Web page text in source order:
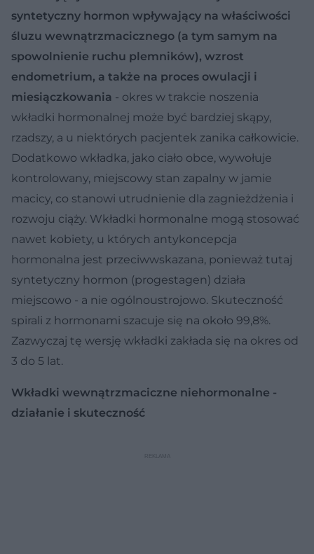
syntetyczny hormon wpływający na właściwości
śluzu wewnątrzmacicznego (a tym samym na
spowolnienie ruchu plemników), wzrost
endometrium, a także na proces owulacji i
miesiączkowania - okres w trakcie noszenia
wkładki hormonalnej może być bardziej skąpy,
rzadszy, a u niektórych pacjentek zanika całkowicie.
Dodatkowo wkładka, jako ciało obce, wywołuje
kontrolowany, miejscowy stan zapalny w jamie
macicy, co stanowi utrudnienie dla zagnieżdżenia i
rozwoju ciąży. Wkładki hormonalne mogą stosować
nawet kobiety, u których antykoncepcja
hormonalna jest przeciwwskazana, ponieważ tutaj
syntetyczny hormon (progestagen) działa
miejscowo - a nie ogólnoustrojowo. Skuteczność
spirali z hormonami szacuje się na około 99,8%.
Zazwyczaj tę wersję wkładki zakłada się na okres od
3 do 5 lat.
Wkładki wewnątrzmaciczne niehormonalne -
działanie i skuteczność